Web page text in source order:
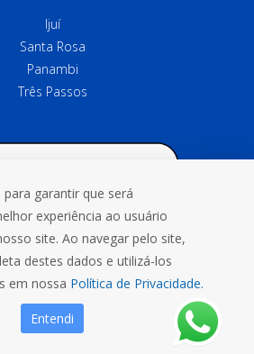
Ijuí
Santa Rosa
Panambi
Três Passos
garantir que será
experiência ao usuário
site. Ao navegar pelo site,
destes dados e utilizá-los
em nossa Política de Privacidade.
Entendi